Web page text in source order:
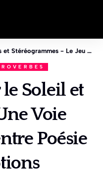
Voyons Voir - Enigmes Quotidiennes et Stéréogrammes - Le Jeu des 1%
Soleil et
Voie
Poésie